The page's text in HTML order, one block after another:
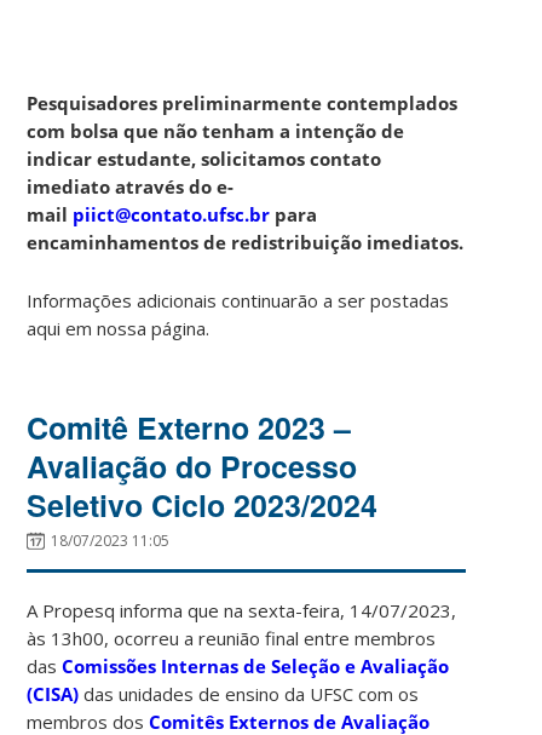
Pesquisadores preliminarmente contemplados
com bolsa que não tenham a intenção de
indicar estudante, solicitamos contato
imediato através do e-
mail piict@contato.ufsc.br para
encaminhamentos de redistribuição imediatos.
Informações adicionais continuarão a ser postadas
aqui em nossa página.
Comitê Externo 2023 –
Avaliação do Processo
Seletivo Ciclo 2023/2024
18/07/2023 11:05
A Propesq informa que na sexta-feira, 14/07/2023,
às 13h00, ocorreu a reunião final entre membros
dasComissões Internas de Seleção e Avaliação
(CISA) das unidades de ensino da UFSC com os
membros dosComitês Externos de Avaliação